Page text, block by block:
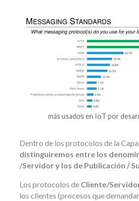
más usados en IoT por
Dentro de los protocolos de la
distinguiremos entre los
/Servidor y los de Publicación /
Los protocolos de Cliente/
los clientes (procesos que